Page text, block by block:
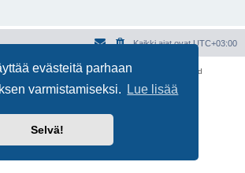
evästeitä parhaan
varmistamiseksi.
Lue lisää
Selvä!
Kaikki ajat ovatUTC+03:00
ohjelmistophpBB® Forum Software © phpBB Limited
phpBB Suomi (lurttinen, harritapio, Pettis)